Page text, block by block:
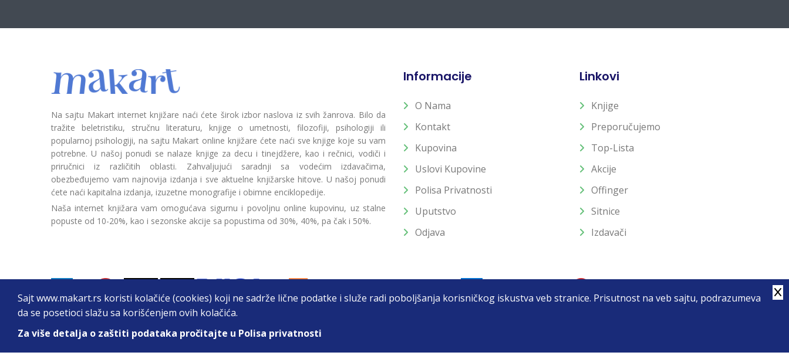
Sajt www.makart.rs koristi kolačiće (cookies) koji ne sadrže lične podatke i služe radi poboljšanja korisničkog iskustva veb stranice. Prisutnost na veb sajtu, podrazumeva
da se posetioci slažu sa korišćenjem ovih kolačića.
Za više detalja o zaštiti podataka pročitajte u Polisa privatnosti
Na sajtu Makart internet knjižare naći ćete širok izbor naslova iz svih žanrova. Bilo da
tražite beletristiku, stručnu literaturu, knjige o umetnosti, filozofiji, psihologiji ili
popularnoj psihologiji, na sajtu Makart online knjižare ćete naći sve knjige koje su vam
potrebne. U našoj ponudi se nalaze knjige za decu i tinejdžere, kao i rečnici, vodiči i
priručnici iz različitih oblasti. Zahvaljujući saradnji sa vodećim izdavačima,
obezbeđujemo vam najnovija izdanja i sve aktuelne knjižarske hitove. U našoj ponudi
ćete naći kapitalna izdanja, izuzetne monografije i obimne enciklopedije.
Naša internet knjižara vam omogućava sigurnu i povoljnu online kupovinu, uz stalne
popuste od 10-20%, kao i sezonske akcije sa popustima od 30%, 40%, pa čak i 50%.
Informacije
O Nama
Kontakt
Kupovina
Uslovi Kupovine
Polisa Privatnosti
Uputstvo
Odjava
Linkovi
Knjige
Preporučujemo
Top-Lista
Akcije
Offinger
Sitnice
Izdavači